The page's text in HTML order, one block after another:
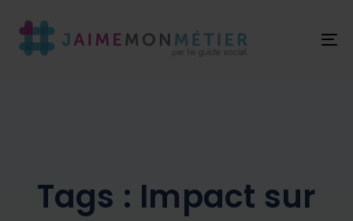
Tags : Impact sur